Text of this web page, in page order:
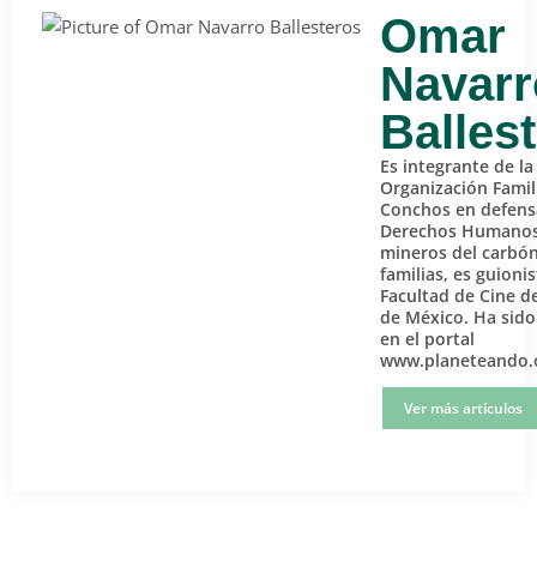
Omar
Es integrante de la
Organización
Conchos en
Derechos
mineros del
familias, es
Facultad de Cine
de México. Ha
en el portal
Ver más artículos